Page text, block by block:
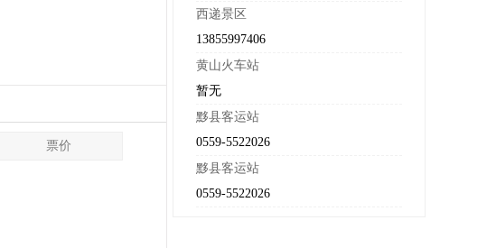
票价
西递景区
13855997406
黄山火车站
暂无
黟县客运站
0559-5522026
黟县客运站
0559-5522026